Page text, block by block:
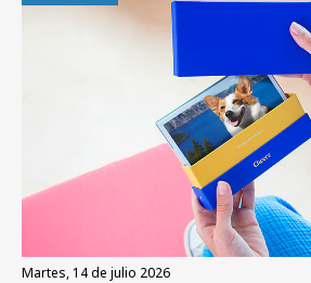
martes, 14 de julio 2026